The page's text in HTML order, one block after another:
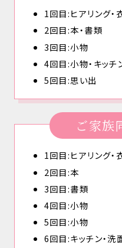
1回目:ヒアリング・
2回目:本・書類
3回目:小物
4回目:小物・キッチ
5回目:思い出
ご家族
1回目:ヒアリング・
2回目:本
3回目:書類
4回目:小物
5回目:小物
6回目:キッチン・洗